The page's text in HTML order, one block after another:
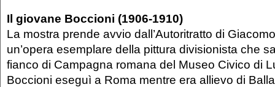
Il giovane Boccioni (1906-1910)
La mostra prende avvio dall’Autoritratto di
un’opera esemplare della pittura divisionista che
fianco di Campagna romana del Museo Civico di
Boccioni eseguì a Roma mentre era allievo di